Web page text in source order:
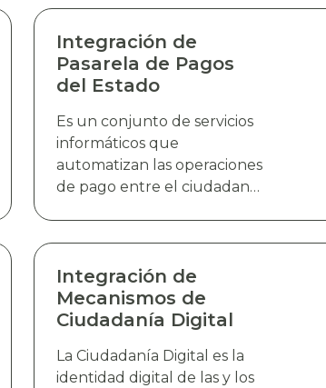
Integración de
Pasarela de Pagos
del Estado
Es un conjunto de servicios
informáticos que
automatizan las operaciones
de pago entre el ciudadano
Pagos del Estado (PPE)
permite la integración de
pagos en línea, quitando
tradicional de una boleta de
pago evitando que el
Integración de
Mecanismos de
Ciudadanía Digital
La Ciudadanía Digital es la
identidad digital de las y los